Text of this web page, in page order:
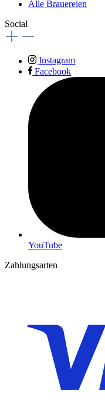
Alle Brauereien
Social
Instagram
Facebook
YouTube
Zahlungsarten